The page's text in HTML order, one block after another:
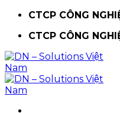
Chuyển
dung
CTCP CÔNG
CTCP CÔNG